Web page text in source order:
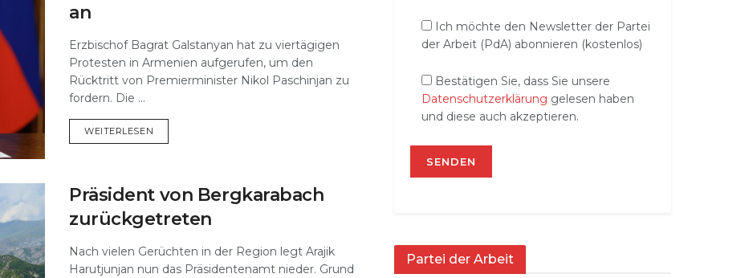
an
Erzbischof Bagrat Galstanyan hat zu viertägigen
Protesten in Armenien aufgerufen, um den
Rücktritt von Premierminister Nikol Paschinjan zu
fordern. Die ...
WEITERLESEN
Präsident von Bergkarabach
zurückgetreten
Nach vielen Gerüchten in der Region legt Arajik
Harutjunjan nun das Präsidentenamt nieder. Grund
Ich möchte den Newsletter der Partei
der Arbeit (PdA) abonnieren (kostenlos)
Bestätigen Sie, dass Sie unsere
Datenschutzerklärung gelesen haben
und diese auch akzeptieren.
Partei der Arbeit